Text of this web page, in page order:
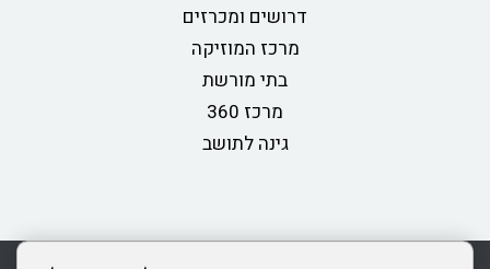
דרושים ומכרזים
מרכז המוזיקה
בתי מורשת
מרכז 360
גינה לתושב